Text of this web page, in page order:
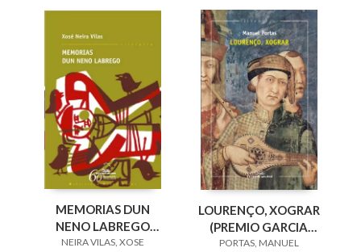
MEMORIAS DUN
NENO LABREGO
(B.N.VILAS)
NEIRA VILAS, XOSE
LOURENÇO, XOGRAR
(PREMIO GARCIA
BARROS 2015)
PORTAS, MANUEL